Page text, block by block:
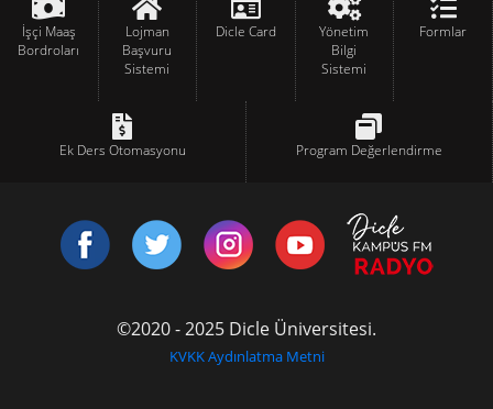
İşçi Maaş
Bordroları
Lojman
Başvuru
Sistemi
Dicle Card
Yönetim
Bilgi
Sistemi
Formlar
Ek Ders Otomasyonu Program Değerlendirme
©2020 - 2025 Dicle Üniversitesi.
KVKK Aydınlatma Metni